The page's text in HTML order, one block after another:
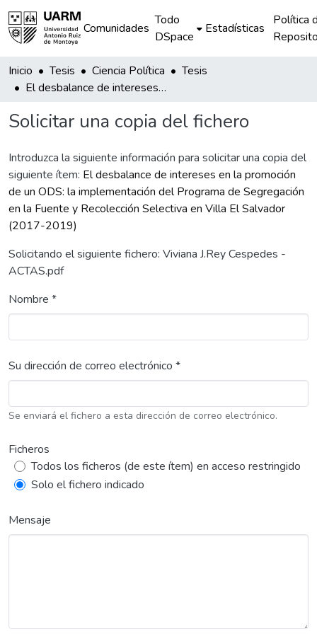
Comunidades
Todo
DSpace
Estadísticas
Política
Inicio Tesis Ciencia Política
Tesis
El desbalance de intereses en la promoción de un ODS: la implementación del Programa de Segregación en la Fuente y Recolección Selectiva en Villa El Salvador (2017-2019)
Solicitar una copia del fichero
Introduzca la siguiente información para solicitar una copia del
siguiente ítem: El desbalance de intereses en la promoción
de un ODS: la implementación del Programa de Segregación
en la Fuente y Recolección Selectiva en Villa El Salvador
(2017-2019)
Solicitando el siguiente fichero: Viviana J.Rey Cespedes -
ACTAS.pdf
Nombre *
Su dirección de correo electrónico *
Se enviará el fichero a esta dirección de correo electrónico.
Ficheros
Todos los ficheros (de este ítem) en acceso restringido
Solo el fichero indicado
Mensaje